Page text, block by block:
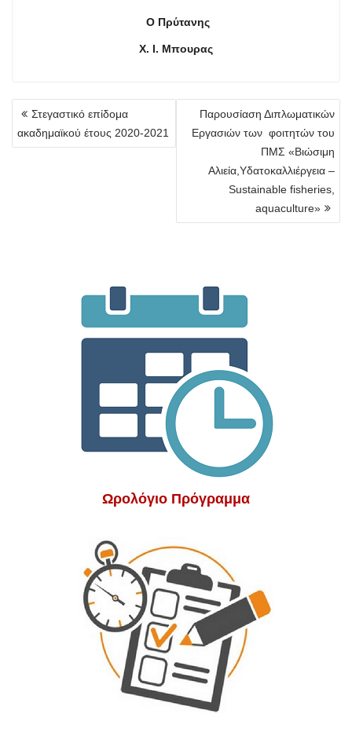
Ο Πρύτανης
Χ. Ι. Μπουρας
Πλοήγηση
άρθρων
Στεγαστικό επίδομα
ακαδημαϊκού έτους 2020-2021
Παρουσίαση Διπλωματικών
Εργασιών των φοιτητών του
ΠΜΣ «Βιώσιμη
Αλιεία,Υδατοκαλλιέργεια –
Sustainable fisheries,
aquaculture»
Ωρολόγιο Πρόγραμμα